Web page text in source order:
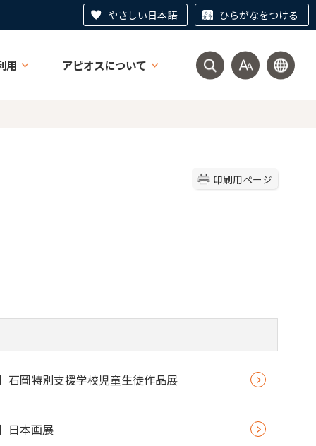
やさしい日本語 ひらがなをつける
用 アピオスについて
印刷用ページ
石岡特別支援学校児童生徒作品展
日本画展